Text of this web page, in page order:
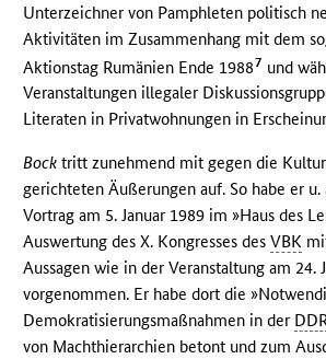
Unterzeichner von Pamphleten politisch
Aktivitäten im Zusammenhang mit dem
Aktionstag Rumänien Ende 19887 und
Veranstaltungen illegaler
Literaten in Privatwohnungen in
Bock tritt zunehmend mit gegen die
gerichteten Äußerungen auf. So habe er
Vortrag am 5. Januar 1989 im »Haus des
Auswertung des X. Kongresses desVBK
Aussagen wie in der Veranstaltung am 24.
vorgenommen. Er habe dort die
Demokratisierungsmaßnahmen in der
von Machthierarchien betont und zum